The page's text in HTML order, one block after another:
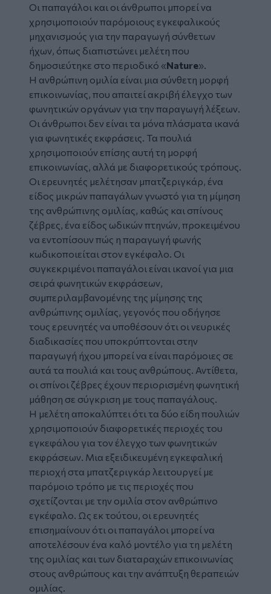
Οι παπαγάλοι και οι άνθρωποι μπορεί να
χρησιμοποιούν παρόμοιους εγκεφαλικούς
μηχανισμούς για την παραγωγή σύνθετων
ήχων, όπως διαπιστώνει μελέτη που
δημοσιεύτηκε στο περιοδικό «Nature».
Η ανθρώπινη ομιλία είναι μια σύνθετη μορφή
επικοινωνίας, που απαιτεί ακριβή έλεγχο των
φωνητικών οργάνων για την παραγωγή λέξεων.
Οι άνθρωποι δεν είναι τα μόνα πλάσματα ικανά
για φωνητικές εκφράσεις. Τα πουλιά
χρησιμοποιούν επίσης αυτή τη μορφή
επικοινωνίας, αλλά με διαφορετικούς τρόπους.
Οι ερευνητές μελέτησαν μπατζεριγκάρ, ένα
είδος μικρών παπαγάλων γνωστό για τη μίμηση
της ανθρώπινης ομιλίας, καθώς και σπίνους
ζέβρες, ένα είδος ωδικών πτηνών, προκειμένου
να εντοπίσουν πώς η παραγωγή φωνής
κωδικοποιείται στον εγκέφαλο. Οι
συγκεκριμένοι παπαγάλοι είναι ικανοί για μια
σειρά φωνητικών εκφράσεων,
συμπεριλαμβανομένης της μίμησης της
ανθρώπινης ομιλίας, γεγονός που οδήγησε
τους ερευνητές να υποθέσουν ότι οι νευρικές
διαδικασίες που υποκρύπτονται στην
παραγωγή ήχου μπορεί να είναι παρόμοιες σε
αυτά τα πουλιά και τους ανθρώπους. Αντίθετα,
οι σπίνοι ζέβρες έχουν περιορισμένη φωνητική
μάθηση σε σύγκριση με τους παπαγάλους.
Η μελέτη αποκαλύπτει ότι τα δύο είδη πουλιών
χρησιμοποιούν διαφορετικές περιοχές του
εγκεφάλου για τον έλεγχο των φωνητικών
εκφράσεων. Μια εξειδικευμένη εγκεφαλική
περιοχή στα μπατζεριγκάρ λειτουργεί με
παρόμοιο τρόπο με τις περιοχές που
σχετίζονται με την ομιλία στον ανθρώπινο
εγκέφαλο. Ως εκ τούτου, οι ερευνητές
επισημαίνουν ότι οι παπαγάλοι μπορεί να
αποτελέσουν ένα καλό μοντέλο για τη μελέτη
της ομιλίας και των διαταραχών επικοινωνίας
στους ανθρώπους και την ανάπτυξη θεραπειών
ομιλίας.